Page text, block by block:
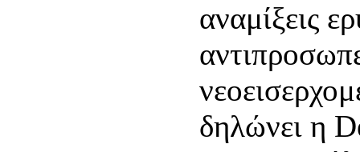
αναμίξεις
δηλώνει η